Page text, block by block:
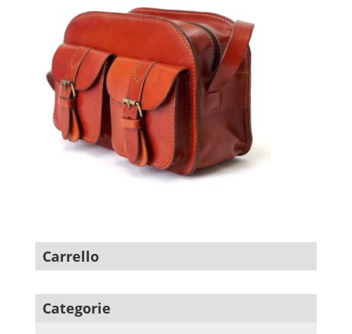
Carrello
Categorie